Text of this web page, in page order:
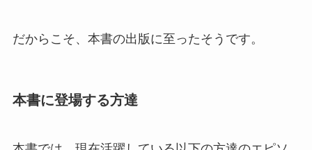
だからこそ、本書の出版に至ったそうです。
本書に登場する方達